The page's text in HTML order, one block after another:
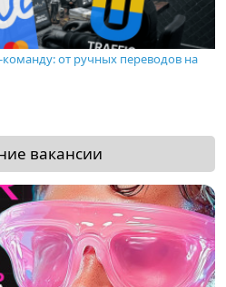
от ручных переводов на
вакансии